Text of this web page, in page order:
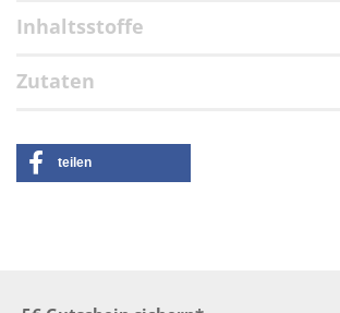
Inhaltsstoffe
Zutaten
teilen